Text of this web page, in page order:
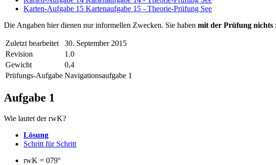
Karten-Aufgabe 15 Kartenaufgabe 15 - Theorie-Prüfung See
Die Angaben hier dienen nur informellen Zwecken. Sie haben mit der Prüfung nichts
Zuletzt bearbeitet
30. September 2015
Revision
1.0
Gewicht
0,4
Prüfungs-Aufgabe Navigationsaufgabe 1
Aufgabe 1
Wie lautet der rwK?
Lösung
Schritt für Schritt
rwK = 079°